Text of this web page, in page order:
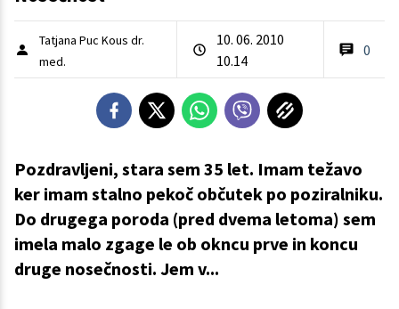
Tatjana Puc Kous dr.
med.
10. 06. 2010
10.14
0
Pozdravljeni, stara sem 35 let. Imam težavo
ker imam stalno pekoč občutek po poziralniku.
Do drugega poroda (pred dvema letoma) sem
imela malo zgage le ob okncu prve in koncu
druge nosečnosti. Jem v...